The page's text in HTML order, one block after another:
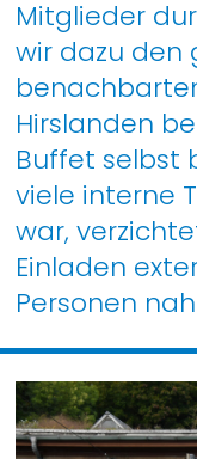
Mitglieder
wir dazu den
Hirslanden
Buffet selbst
viele interne
war,
Einladen
Personen